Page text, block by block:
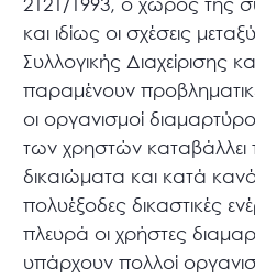
και ιδίως οι σχέσεις
Συλλογικής Διαχείρισης
παραμένουν
οι οργανισμοί
των χρηστών καταβάλλει
δικαιώματα και κατά
πολυέξοδες δικαστικές
πλευρά οι χρήστες
υπάρχουν πολλοί